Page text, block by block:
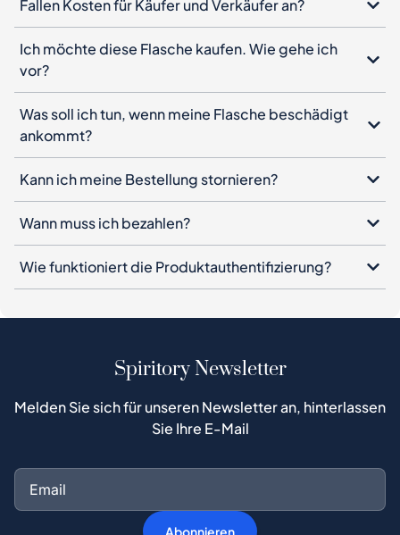
Was soll ich tun, wenn meine Flasche beschädigt
ankommt?
Kann ich meine Bestellung stornieren?
Wann muss ich bezahlen?
Wie funktioniert die Produktauthentifizierung?
Spiritory Newsletter
Melden Sie sich für unseren Newsletter an, hinterlassen